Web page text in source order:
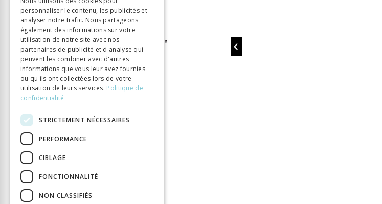
Nombre de pages
152
Parution
1 janv. 2014
Thème
XVIIe-XVIIIe siècles, Lumières
Format
15,2x22,2
Type de livre
Monographie
ITALIAN
personnaliser le contenu, les publicités et
analyser notre trafic. Nous partageons
également des informations sur votre
utilisation de notre site avec nos
partenaires de publicité et d'analyse qui
peuvent les combiner avec d'autres
informations que vous leur avez fournies
ou qu'ils ont collectées lors de votre
utilisation de leurs services. Politique de
confidentialité
STRICTEMENT NÉCESSAIRES
PERFORMANCE
CIBLAGE
FONCTIONNALITÉ
NON CLASSIFIÉS